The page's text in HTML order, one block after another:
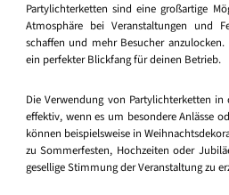
Partylichterketten sind eine großartige
Atmosphäre bei Veranstaltungen und
schaffen und mehr Besucher
ein perfekter Blickfang für deinen Betrieb.
Die Verwendung von Partylichterketten
effektiv, wenn es um besondere Anlässe
können beispielsweise in
zu Sommerfesten, Hochzeiten oder
gesellige Stimmung der Veranstaltung zu